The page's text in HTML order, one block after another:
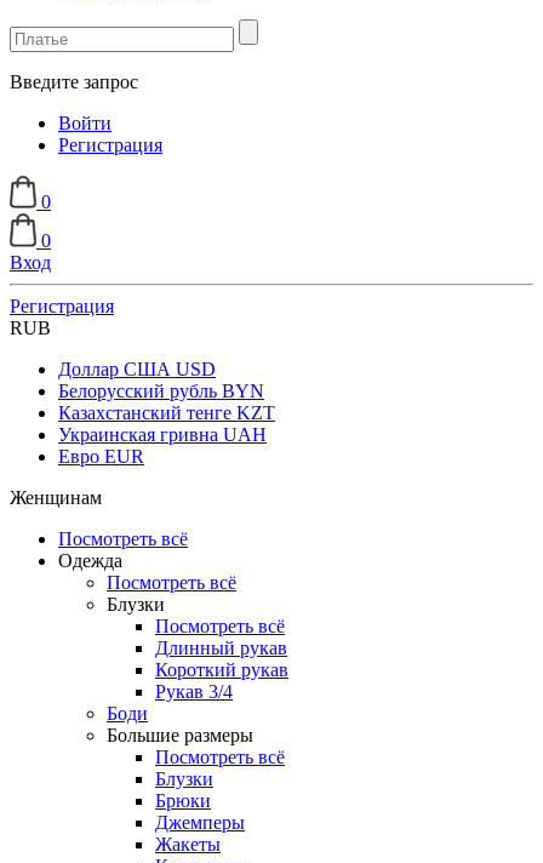
Введите запрос
Войти
Регистрация
0
0
Вход
Регистрация
RUB
Доллар США USD
Белорусский рубль BYN
Казахстанский тенге KZT
Украинская гривна UAH
Евро EUR
Женщинам
Посмотреть всё
Одежда
Посмотреть всё
Блузки
Посмотреть всё
Длинный рукав
Короткий рукав
Рукав 3/4
Боди
Большие размеры
Посмотреть всё
Блузки
Брюки
Джемперы
Жакеты